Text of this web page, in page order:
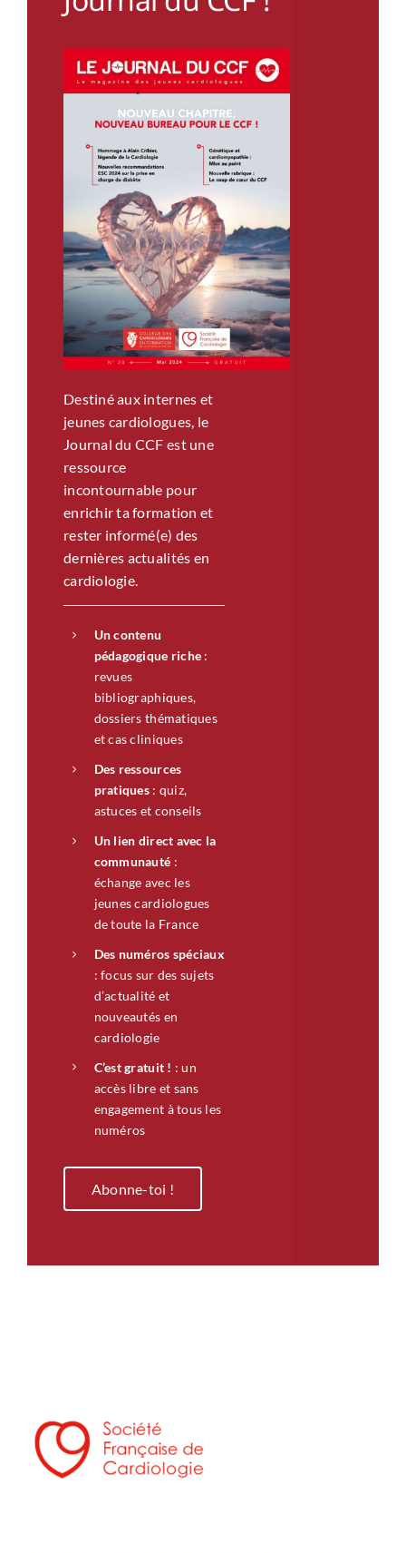
Destiné aux internes et
jeunes cardiologues, le
Journal du CCF est une
ressource
incontournable pour
enrichir ta formation et
rester informé(e) des
dernières actualités en
cardiologie.
Un contenu
pédagogique riche :
revues
bibliographiques,
dossiers thématiques
et cas cliniques
Des ressources
pratiques : quiz,
astuces et conseils
Un lien direct avec la
communauté :
échange avec les
jeunes cardiologues
de toute la France
Des numéros spéciaux
: focus sur des sujets
d’actualité et
nouveautés en
cardiologie
C’est gratuit ! : un
accès libre et sans
engagement à tous les
numéros
Abonne-toi !